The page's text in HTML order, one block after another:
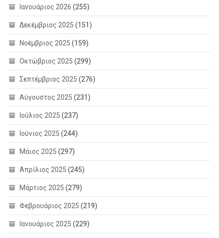
Ιανουάριος 2026 (255)
Δεκέμβριος 2025 (151)
Νοέμβριος 2025 (159)
Οκτώβριος 2025 (299)
Σεπτέμβριος 2025 (276)
Αύγουστος 2025 (231)
Ιούλιος 2025 (237)
Ιούνιος 2025 (244)
Μάιος 2025 (297)
Απρίλιος 2025 (245)
Μάρτιος 2025 (279)
Φεβρουάριος 2025 (219)
Ιανουάριος 2025 (229)